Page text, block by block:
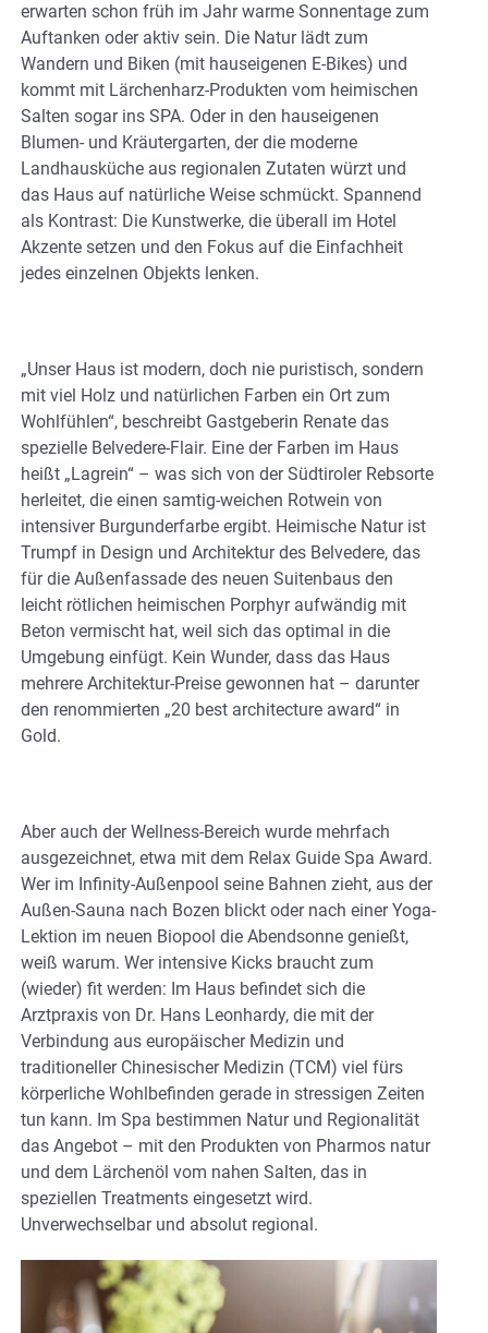
erwarten schon früh im Jahr warme Sonnentage zum
Auftanken oder aktiv sein. Die Natur lädt zum
Wandern und Biken (mit hauseigenen E-Bikes) und
kommt mit Lärchenharz-Produkten vom heimischen
Salten sogar ins SPA. Oder in den hauseigenen
Blumen- und Kräutergarten, der die moderne
Landhausküche aus regionalen Zutaten würzt und
das Haus auf natürliche Weise schmückt. Spannend
als Kontrast: Die Kunstwerke, die überall im Hotel
Akzente setzen und den Fokus auf die Einfachheit
jedes einzelnen Objekts lenken.
„Unser Haus ist modern, doch nie puristisch, sondern
mit viel Holz und natürlichen Farben ein Ort zum
Wohlfühlen“, beschreibt Gastgeberin Renate das
spezielle Belvedere-Flair. Eine der Farben im Haus
heißt „Lagrein“ – was sich von der Südtiroler Rebsorte
herleitet, die einen samtig-weichen Rotwein von
intensiver Burgunderfarbe ergibt. Heimische Natur ist
Trumpf in Design und Architektur des Belvedere, das
für die Außenfassade des neuen Suitenbaus den
leicht rötlichen heimischen Porphyr aufwändig mit
Beton vermischt hat, weil sich das optimal in die
Umgebung einfügt. Kein Wunder, dass das Haus
mehrere Architektur-Preise gewonnen hat – darunter
den renommierten „20 best architecture award“ in
Gold.
Aber auch der Wellness-Bereich wurde mehrfach
ausgezeichnet, etwa mit dem Relax Guide Spa Award.
Wer im Infinity-Außenpool seine Bahnen zieht, aus der
Außen-Sauna nach Bozen blickt oder nach einer Yoga-
Lektion im neuen Biopool die Abendsonne genießt,
weiß warum. Wer intensive Kicks braucht zum
(wieder) fit werden: Im Haus befindet sich die
Arztpraxis von Dr. Hans Leonhardy, die mit der
Verbindung aus europäischer Medizin und
traditioneller Chinesischer Medizin (TCM) viel fürs
körperliche Wohlbefinden gerade in stressigen Zeiten
tun kann. Im Spa bestimmen Natur und Regionalität
das Angebot – mit den Produkten von Pharmos natur
und dem Lärchenöl vom nahen Salten, das in
speziellen Treatments eingesetzt wird.
Unverwechselbar und absolut regional.